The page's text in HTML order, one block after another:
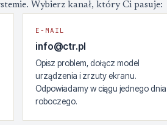
Wybierz kanał, który Ci pasuje:
E-MAIL
info@ctr.pl
Opisz problem, dołącz model
urządzenia i zrzuty ekranu.
Odpowiadamy w ciągu jednego dnia
roboczego.